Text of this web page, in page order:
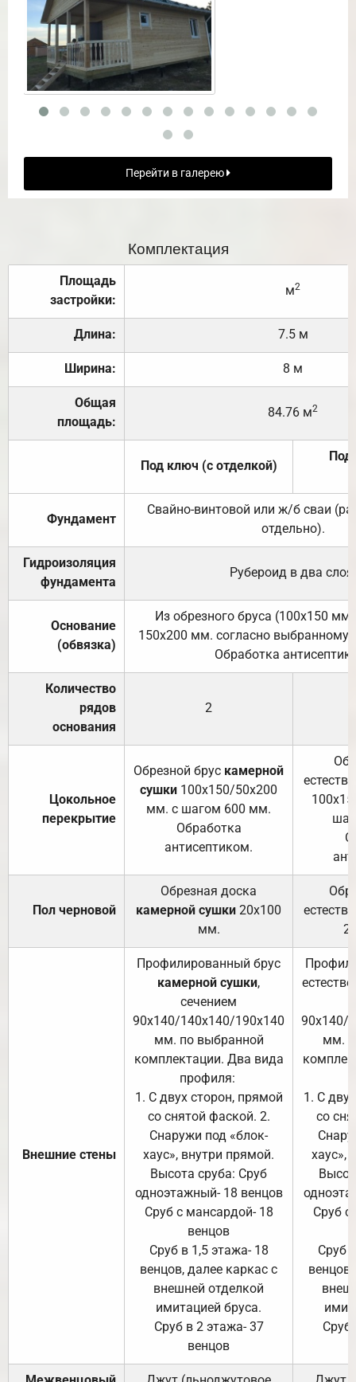
Перейти в галерею
Комплектация
Площадь
застройки:
м2
Длина: 7.5 м
Ширина: 8 м
Общая
площадь:
84.76 м2
Под ключ (с отделкой)
Под
Фундамент
Свайно-винтовой или ж/б сваи
отдельно).
Гидроизоляция
фундамента
Рубероид в два слоя.
Основание
(обвязка)
Из обрезного бруса (100х150
150х200 мм. согласно выбранному
Обработка
Количество
рядов
основания
2
Цокольное
перекрытие
Обрезной брус камерной
сушки 100х150/50х200
мм. с шагом 600 мм.
Обработка
антисептиком.
Пол черновой
Обрезная доска
камерной сушки 20х100
мм.
Внешние стены
Профилированный брус
камерной сушки,
сечением
90х140/140х140/190х140
мм. по выбранной
комплектации. Два вида
профиля:
1. С двух сторон, прямой
со снятой фаской. 2.
Снаружи под «блок-
хаус», внутри прямой.
Высота сруба: Сруб
одноэтажный- 18 венцов
Сруб с мансардой- 18
венцов
Сруб в 1,5 этажа- 18
венцов, далее каркас с
внешней отделкой
имитацией бруса.
Сруб в 2 этажа- 37
венцов
90х140/
мм.
1. С
со
хаус»,
Сруб с
Сруб
Сруб